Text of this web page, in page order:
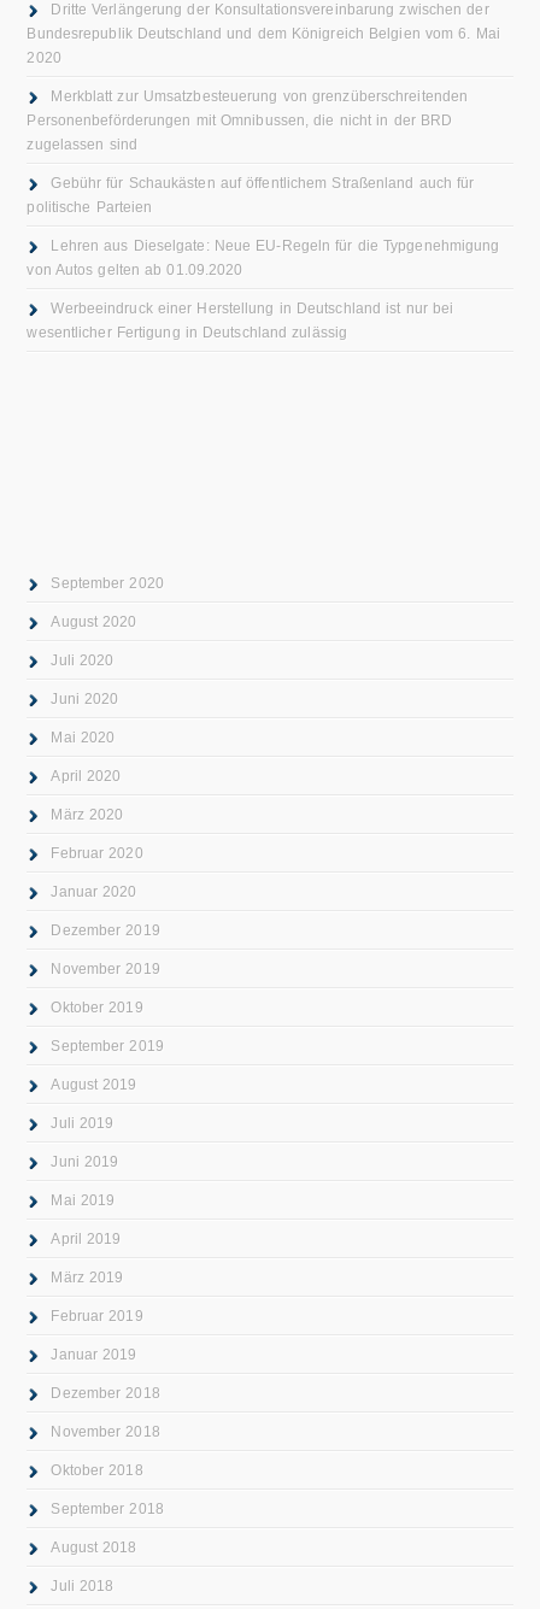
Dritte Verlängerung der Konsultationsvereinbarung zwischen der
Bundesrepublik Deutschland und dem Königreich Belgien vom 6. Mai
2020
Merkblatt zur Umsatzbesteuerung von grenzüberschreitenden
Personenbeförderungen mit Omnibussen, die nicht in der BRD
zugelassen sind
Gebühr für Schaukästen auf öffentlichem Straßenland auch für
politische Parteien
Lehren aus Dieselgate: Neue EU-Regeln für die Typgenehmigung
von Autos gelten ab 01.09.2020
Werbeeindruck einer Herstellung in Deutschland ist nur bei
wesentlicher Fertigung in Deutschland zulässig
September 2020
August 2020
Juli 2020
Juni 2020
Mai 2020
April 2020
März 2020
Februar 2020
Januar 2020
Dezember 2019
November 2019
Oktober 2019
September 2019
August 2019
Juli 2019
Juni 2019
Mai 2019
April 2019
März 2019
Februar 2019
Januar 2019
Dezember 2018
November 2018
Oktober 2018
September 2018
August 2018
Juli 2018